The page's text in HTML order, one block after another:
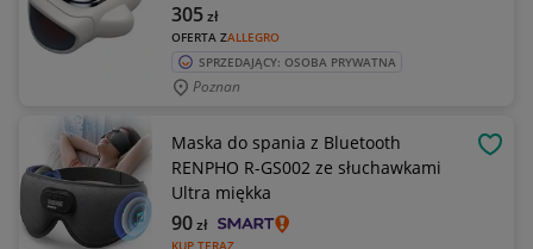
OFERTA ZALLEGRO
305zł
SPRZEDAJĄCY: OSOBA PRYWATNA
Poznan
Maska do spania z Bluetooth
RENPHO R-GS002 ze słuchawkami
Ultra miękka
KUP TERAZ
90zł